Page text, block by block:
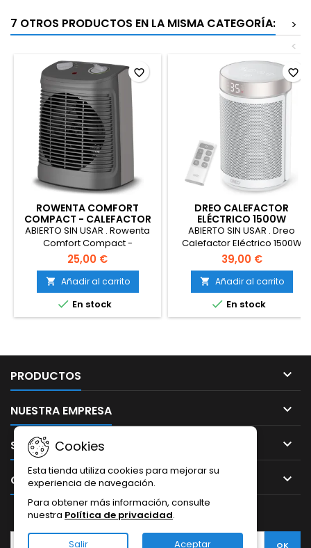
7 OTROS PRODUCTOS EN LA MISMA CATEGORÍA:
>
<
ROWENTA COMFORT
COMPACT - CALEFACTOR
BAJO CONSUMO 2000 W, 2
VELOCIDADES
ABIERTO SIN USAR . Rowenta
Comfort Compact -
Calefactor bajo consumo
2000 W, 2 velocidades,
termostato mecánico función
anti-heladas, Silence 44 dBA,
modo Eco, ventilador aire
frío, fácil transporte, SO2320
25,00 €
 Añadir al carrito
 En stock
favorite_border
DREO CALEFACTOR
ELÉCTRICO 1500W
SILENCIOSO Y DE BAJO
CONSUMO
ABIERTO SIN USAR . Dreo
Calefactor Eléctrico 1500W
Silencioso y de Bajo
Consumo, Estufa Cerámica
Portátil con Termostato, 3
Modos, Temporizador 12H,
Protección Contra
Sobrecalentamiento y
39,00 €
 Añadir al carrito
 En stock
favorite_border
PRODUCTOS 
NUESTRA EMPRESA 
SU CUENTA 
CONTACTO 
Cookies
Esta tienda utiliza cookies para mejorar su
experiencia de navegación.
Para obtener más información, consulte
nuestra Política de privacidad.
Salir Aceptar
BOLETÍN